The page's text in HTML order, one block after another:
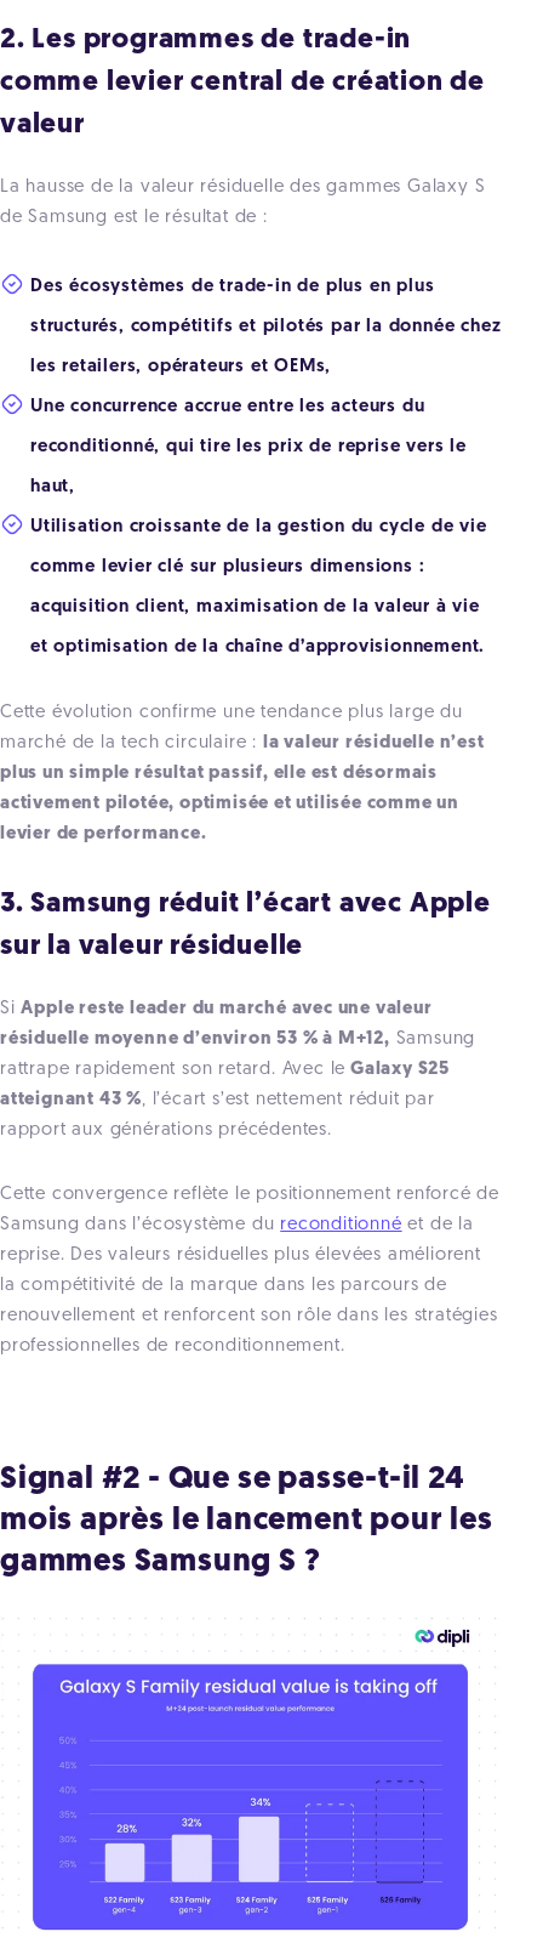
2. Les programmes de trade-in
comme levier central de création de
valeur
La hausse de la valeur résiduelle des gammes Galaxy S
de Samsung est le résultat de :
Des écosystèmes de trade-in de plus en plus
structurés, compétitifs et pilotés par la donnée chez
les retailers, opérateurs et OEMs,
Une concurrence accrue entre les acteurs du
reconditionné, qui tire les prix de reprise vers le
haut,
Utilisation croissante de la gestion du cycle de vie
comme levier clé sur plusieurs dimensions :
acquisition client, maximisation de la valeur à vie
et optimisation de la chaîne d’approvisionnement.
Cette évolution confirme une tendance plus large du
marché de la tech circulaire :
la valeur résiduelle n’est
plus un simple résultat passif, elle est désormais
activement pilotée, optimisée et utilisée comme un
levier de performance.
3. Samsung réduit l’écart avec Apple
sur la valeur résiduelle
SiApple reste leader du marché avec une valeur
résiduelle moyenne d’environ 53 % à M+12, Samsung
rattrape rapidement son retard. Avec le Galaxy S25
atteignant 43 %, l’écart s’est nettement réduit par
rapport aux générations précédentes.
Cette convergence reflète le positionnement renforcé de
Samsung dans l’écosystème du reconditionné et de la
reprise. Des valeurs résiduelles plus élevées améliorent
la compétitivité de la marque dans les parcours de
renouvellement et renforcent son rôle dans les stratégies
professionnelles de reconditionnement.
Signal #2 - Que se passe-t-il 24
mois après le lancement pour les
gammes Samsung S ?